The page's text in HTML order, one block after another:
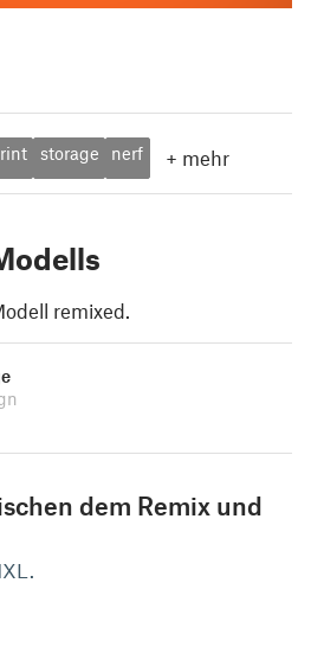
storage nerf + mehr
remixed.
dem Remix und